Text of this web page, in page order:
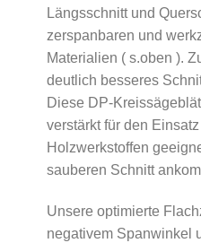
Längsschnitt und
zerspanbaren und
Materialien ( s.oben ).
deutlich besseres
Diese DP-
verstärkt für den
Holzwerkstoffen
sauberen Schnitt
Unsere optimierte
negativem Spanwinkel